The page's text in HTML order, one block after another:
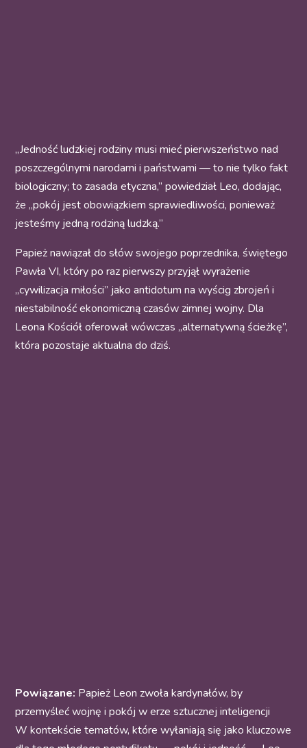
„Jedność ludzkiej rodziny musi mieć pierwszeństwo nad
poszczególnymi narodami i państwami — to nie tylko fakt
biologiczny; to zasada etyczna,” powiedział Leo, dodając,
że „pokój jest obowiązkiem sprawiedliwości, ponieważ
jesteśmy jedną rodziną ludzką.”
Papież nawiązał do słów swojego poprzednika, świętego
Pawła VI, który po raz pierwszy przyjął wyrażenie
„cywilizacja miłości” jako antidotum na wyścig zbrojeń i
niestabilność ekonomiczną czasów zimnej wojny. Dla
Leona Kościół oferował wówczas „alternatywną ścieżkę”,
która pozostaje aktualna do dziś.
Powiązane: Papież Leon zwoła kardynałów, by
przemyśleć wojnę i pokój w erze sztucznej inteligencji
W kontekście tematów, które wyłaniają się jako kluczowe